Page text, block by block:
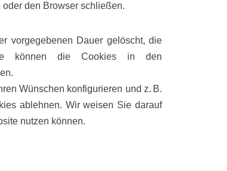
den Browser schließen.
vorgegebenen Dauer gelöscht, die
können die Cookies in den
Wünschen konfigurieren und z. B.
ablehnen. Wir weisen Sie darauf
nutzen können.